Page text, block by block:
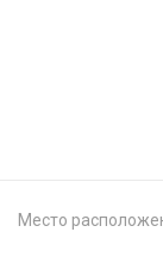
Место